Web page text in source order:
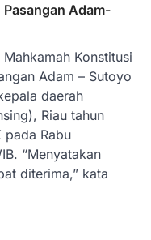
Pasangan Adam-
Konstitusi
Adam – Sutoyo
daerah
Riau tahun
pada Rabu
“Menyatakan
diterima,” kata